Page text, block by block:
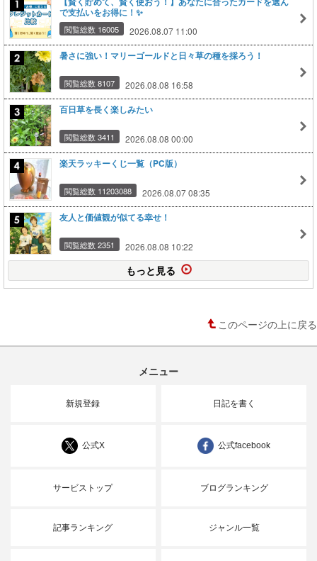
で支払いをお得に！✨
閲覧総数 16005 2026.08.07 11:00
暑さに強い！マリーゴールドと日々草の種を採ろう！
閲覧総数 8107 2026.08.08 16:58
百日草を長く楽しみたい
閲覧総数 3411 2026.08.08 00:00
楽天ラッキーくじ一覧（PC版）
閲覧総数 11203088 2026.08.07 08:35
友人と価値観が似てる幸せ！
閲覧総数 2351 2026.08.08 10:22
もっと見る
このページの上に戻る
メニュー
新規登録 日記を書く
公式X 公式facebook
サービストップ ブログランキング
記事ランキング ジャンル一覧